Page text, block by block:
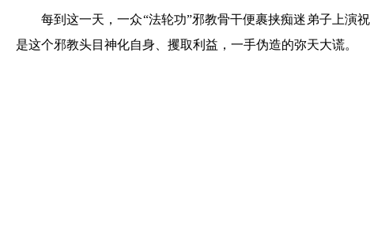
每到这一天，一众“法轮功”邪教骨干便裹挟痴迷弟子上演
是这个邪教头目神化自身、攫取利益，一手伪造的弥天大谎。